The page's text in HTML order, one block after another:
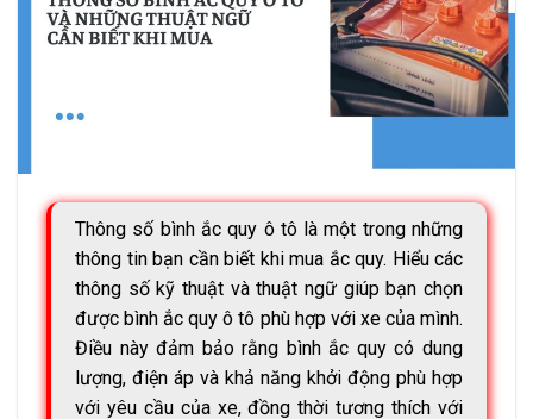
Thông số bình ắc quy ô tô là một trong những
thông tin bạn cần biết khi mua ắc quy. Hiểu các
thông số kỹ thuật và thuật ngữ giúp bạn chọn
được bình ắc quy ô tô phù hợp với xe của mình.
Điều này đảm bảo rằng bình ắc quy có dung
lượng, điện áp và khả năng khởi động phù hợp
với yêu cầu của xe, đồng thời tương thích với